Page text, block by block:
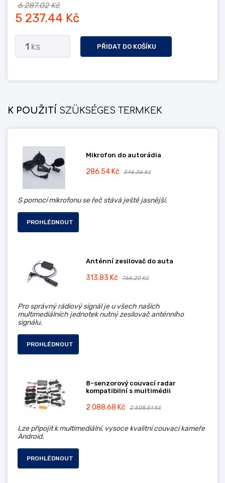
6 287.02 Kč
5 237.44 Kč
1 ks PŘIDAT DO KOŠÍKU
K POUŽITÍ SZÜKSÉGES TERMKEK
Mikrofon do autorádia
286.54 Kč 346.36 Kč
S pomocí mikrofonu se řeč stává ještě jasnější.
PROHLÉDNOUT
Anténní zesilovač do auta
313.83 Kč 766.20 Kč
Pro správný rádiový signál je u všech našich
multimediálních jednotek nutný zesilovač anténního
signálu.
PROHLÉDNOUT
8-senzorový couvací radar
kompatibilní s multimédii
2 088.68 Kč 2 508.51 Kč
Lze připojit k multimediální, vysoce kvalitní couvací kameře
Android.
PROHLÉDNOUT